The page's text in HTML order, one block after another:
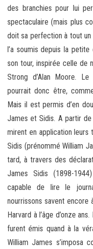
des branchies pour lui
spectaculaire (mais plus
doit sa perfection à tout un
l’a soumis depuis la petite
son tour, inspirée celle de
Strong d’Alan Moore.
pourrait donc être,
Mais il est permis d’en
James et Sidis. A partir
mirent en application leurs
Sidis (prénommé William
tard, à travers des
James Sidis (1898-
capable de lire le
nourrissons savent encore
Harvard à l’âge d’onze
furent émis quand à la
William James s’imposa